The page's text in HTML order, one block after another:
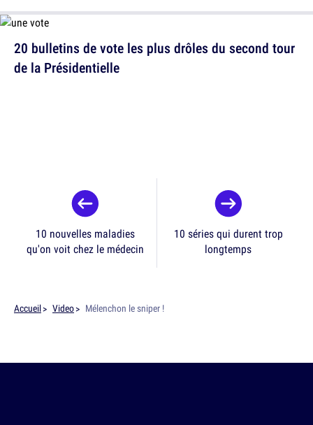
20 bulletins de vote les plus drôles du second tour
de la Présidentielle
10 nouvelles maladies
qu'on voit chez le médecin
10 séries qui durent trop
longtemps
Accueil Video Mélenchon le sniper !